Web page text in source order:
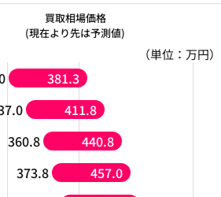
買取相場価格
(現在より先は予測値)
（単位：万円）
381.3
411.8
360.8 440.8
373.8 457.0